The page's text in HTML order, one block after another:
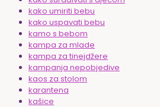
kako umiriti bebu
kako uspavati bebu
kamo s bebom
kampa za mlade
kampa za tinejdžere
kampanja nepobjedive
kaos za stolom
karantena
kašice